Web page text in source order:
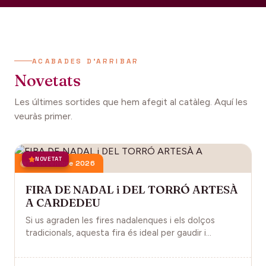
ACABADES D'ARRIBAR
Novetats
Les últimes sortides que hem afegit al catàleg. Aquí les
veuràs primer.
NOVETAT
13 desembre 2026
FIRA DE NADAL i DEL TORRÓ ARTESÀ
A CARDEDEU
Si us agraden les fires nadalenques i els dolços
tradicionals, aquesta fira és ideal per gaudir i